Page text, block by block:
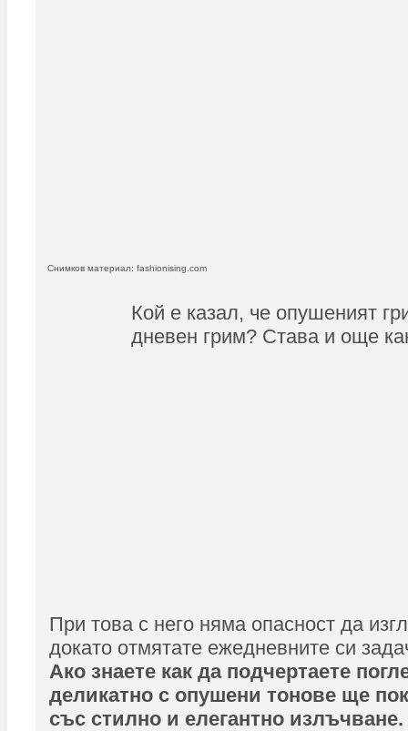
Снимков материал: fashionising.com
Кой е казал, че опушеният
дневен грим? Става и още
При това с него няма опасност да
докато отмятате ежедневните си
Ако знаете как да подчертаете
деликатно с опушени тонове ще
със стилно и елегантно излъчване.